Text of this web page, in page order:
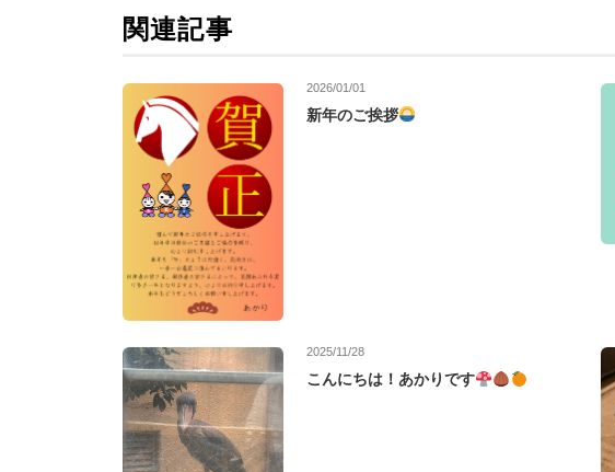
関連記事
2026/01/01
新年のご挨拶
2025/11/28
こんにちは！あかりです